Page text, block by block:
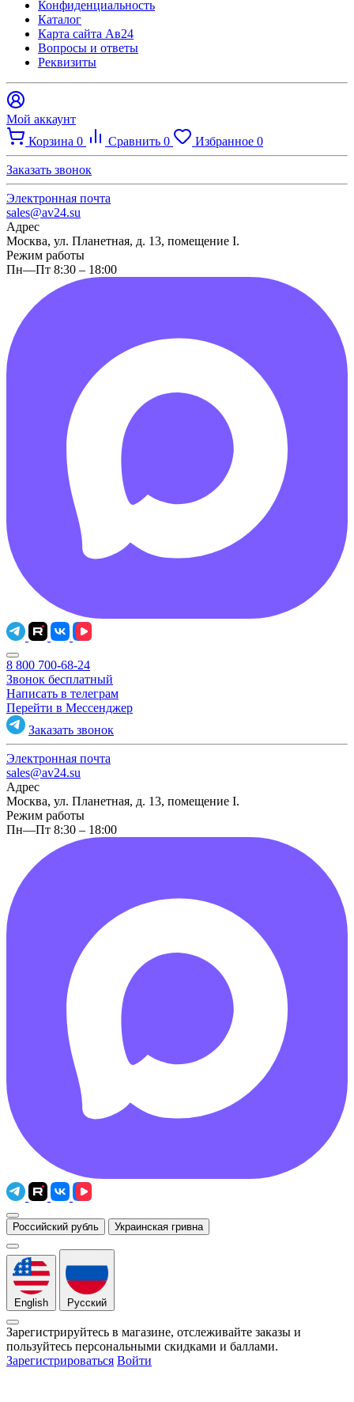
Конфиденциальность
Каталог
Карта сайта Ав24
Вопросы и ответы
Реквизиты
Мой аккаунт
Корзина 0 Сравнить 0 Избранное 0
Заказать звонок
Электронная почта
sales@av24.su
Адрес
Москва, ул. Планетная, д. 13, помещение I.
Режим работы
Пн—Пт 8:30 – 18:00
8 800 700-68-24
Звонок бесплатный
Написать в телеграм
Перейти в Мессенджер
Заказать звонок
Электронная почта
sales@av24.su
Адрес
Москва, ул. Планетная, д. 13, помещение I.
Режим работы
Пн—Пт 8:30 – 18:00
Российский рубль Украинская гривна
English Русский
Зарегистрируйтесь в магазине, отслеживайте заказы и
пользуйтесь персональными скидками и баллами.
Зарегистрироваться Войти